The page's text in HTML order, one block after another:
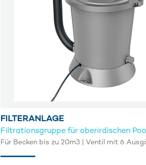
FILTERANLAGE
Filtrationsgruppe für oberirdischen
Für Becken bis zu 20m3 | Ventil mit 6